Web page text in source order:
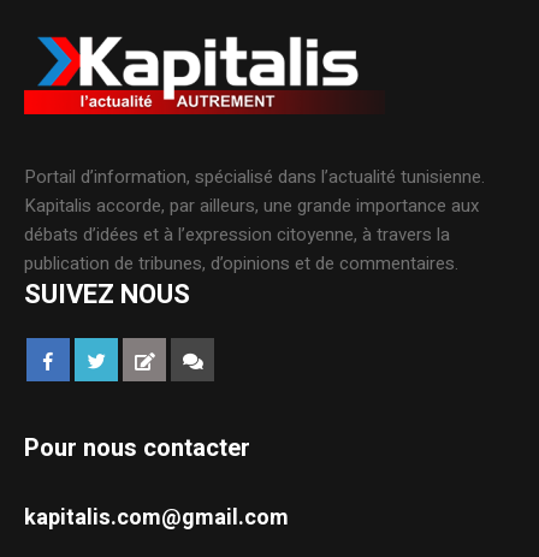
Portail d’information, spécialisé dans l’actualité tunisienne.
Kapitalis accorde, par ailleurs, une grande importance aux
débats d’idées et à l’expression citoyenne, à travers la
publication de tribunes, d’opinions et de commentaires.
SUIVEZ NOUS
Pour nous contacter
kapitalis.com@gmail.com